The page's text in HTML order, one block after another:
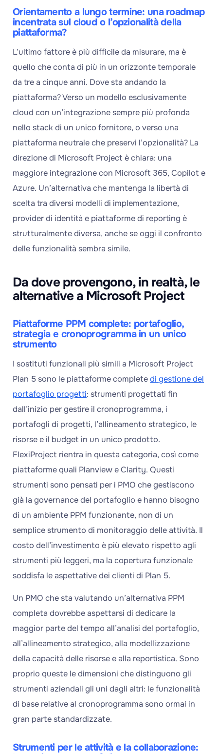
Orientamento a lungo termine: una roadmap
incentrata sul cloud o l’opzionalità della
piattaforma?
L’ultimo fattore è più difficile da misurare, ma è
quello che conta di più in un orizzonte temporale
da tre a cinque anni. Dove sta andando la
piattaforma? Verso un modello esclusivamente
cloud con un’integrazione sempre più profonda
nello stack di un unico fornitore, o verso una
piattaforma neutrale che preservi l’opzionalità? La
direzione di Microsoft Project è chiara: una
maggiore integrazione con Microsoft 365, Copilot e
Azure. Un’alternativa che mantenga la libertà di
scelta tra diversi modelli di implementazione,
provider di identità e piattaforme di reporting è
strutturalmente diversa, anche se oggi il confronto
delle funzionalità sembra simile.
Da dove provengono, in realtà, le
alternative a Microsoft Project
Piattaforme PPM complete: portafoglio,
strategia e cronoprogramma in un unico
strumento
I sostituti funzionali più simili a Microsoft Project
Plan 5 sono le piattaforme completedi gestione del
portafoglio progetti: strumenti progettati fin
dall’inizio per gestire il cronoprogramma, i
portafogli di progetti, l’allineamento strategico, le
risorse e il budget in un unico prodotto.
FlexiProject rientra in questa categoria, così come
piattaforme quali Planview e Clarity. Questi
strumenti sono pensati per i PMO che gestiscono
già la governance del portafoglio e hanno bisogno
di un ambiente PPM funzionante, non di un
semplice strumento di monitoraggio delle attività. Il
costo dell’investimento è più elevato rispetto agli
strumenti più leggeri, ma la copertura funzionale
soddisfa le aspettative dei clienti di Plan 5.
Un PMO che sta valutando un’alternativa PPM
completa dovrebbe aspettarsi di dedicare la
maggior parte del tempo all’analisi del portafoglio,
all’allineamento strategico, alla modellizzazione
della capacità delle risorse e alla reportistica. Sono
proprio queste le dimensioni che distinguono gli
strumenti aziendali gli uni dagli altri: le funzionalità
di base relative al cronoprogramma sono ormai in
gran parte standardizzate.
Strumenti per le attività e la collaborazione: